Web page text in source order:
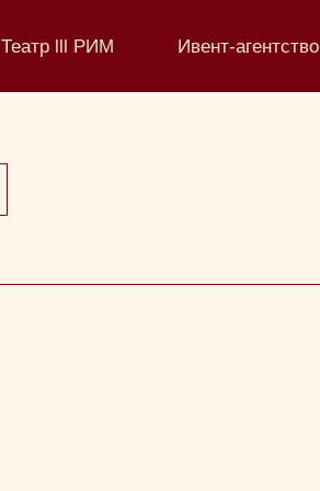
Театр lll РИМ Ивент-агентство